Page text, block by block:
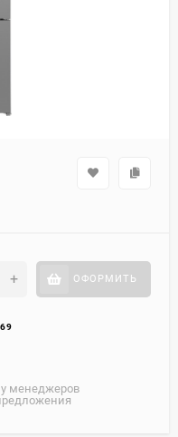
+ ОФОРМИТЬ
у менеджеров